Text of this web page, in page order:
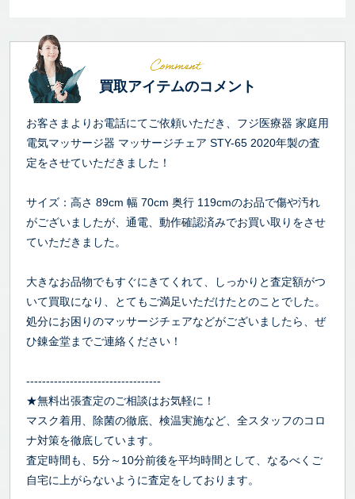
買取アイテムのコメント
お客さまよりお電話にてご依頼いただき、フジ医療器 家庭用
電気マッサージ器 マッサージチェア STY-65 2020年製の査
定をさせていただきました！
サイズ：高さ 89cm 幅 70cm 奥行 119cmのお品で傷や汚れ
がございましたが、通電、動作確認済みでお買い取りをさせ
ていただきました。
大きなお品物でもすぐにきてくれて、しっかりと査定額がつ
いて買取になり、とてもご満足いただけたとのことでした。
処分にお困りのマッサージチェアなどがございましたら、ぜ
ひ錬金堂までご連絡ください！
----------------------------------
★無料出張査定のご相談はお気軽に！
マスク着用、除菌の徹底、検温実施など、全スタッフのコロ
ナ対策を徹底しています。
査定時間も、5分～10分前後を平均時間として、なるべくご
自宅に上がらないように査定をしております。